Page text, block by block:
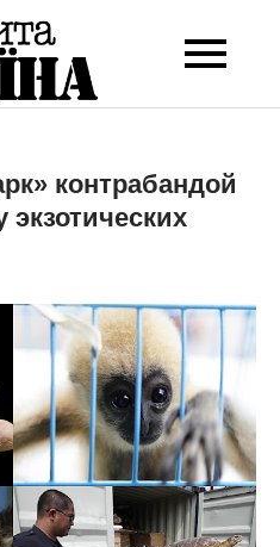
Open-UA
NET
Це ваше надійне
експертних думок
контрабандой
экзотических